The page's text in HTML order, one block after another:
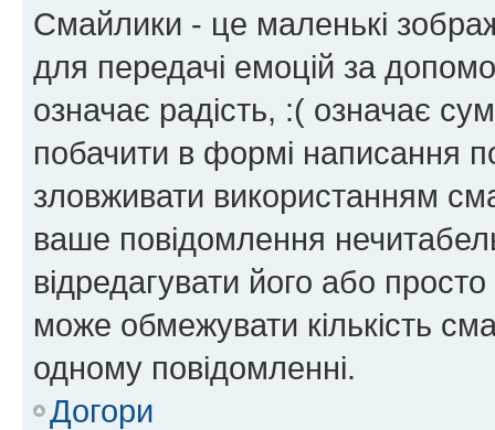
Смайлики - це маленькі
для передачі емоцій за
означає радість, :( означає
побачити в формі написання
зловживати використанням
ваше повідомлення
відредагувати його або
може обмежувати кількість
одному повідомленні.
Догори